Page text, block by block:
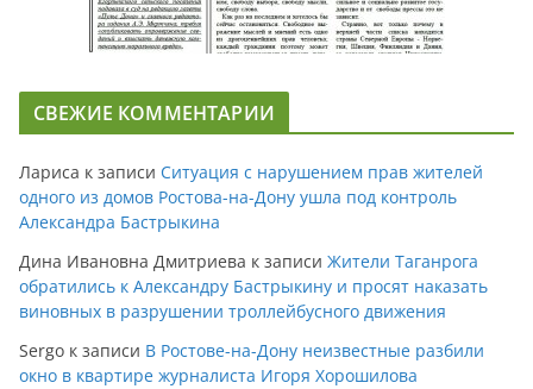
СВЕЖИЕ КОММЕНТАРИИ
Лариса к записи Ситуация с нарушением прав жителей
одного из домов Ростова-на-Дону ушла под контроль
Александра Бастрыкина
Дина Ивановна Дмитриева к записи Жители Таганрога
обратились к Александру Бастрыкину и просят наказать
виновных в разрушении троллейбусного движения
Sergo к записи В Ростове-на-Дону неизвестные разбили
окно в квартире журналиста Игоря Хорошилова